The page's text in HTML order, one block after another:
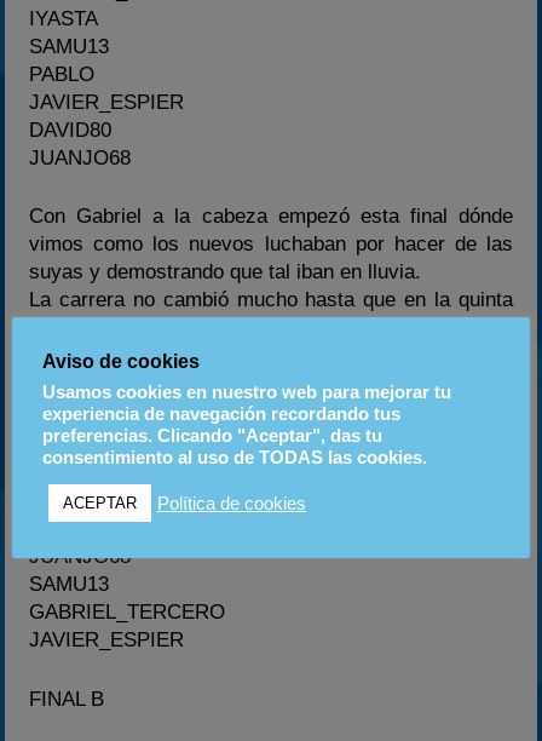
IYASTA
SAMU13
PABLO
JAVIER_ESPIER
DAVID80
JUANJO68
Con Gabriel a la cabeza empezó esta final dónde
vimos como los nuevos luchaban por hacer de las
suyas y demostrando que tal iban en lluvia.
La carrera no cambió mucho hasta que en la quinta
dos grupos muy bonitos a lo largo de la carrera.
Al final asi quedo la Final C:
DAVID80
IYASTA
JUANJO68
SAMU13
GABRIEL_TERCERO
JAVIER_ESPIER
FINAL B
Aviso de cookies
Usamos cookies en nuestro web para mejorar tu
experiencia de navegación recordando tus
preferencias. Clicando "Aceptar", das tu
consentimiento al uso de TODAS las cookies.
ACEPTAR Política de cookies